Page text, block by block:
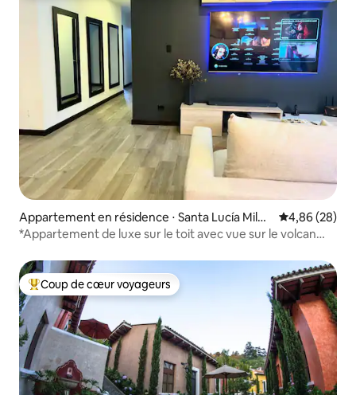
Appartement en résidence ⋅ Santa Lucía Milpa
s Altas
Évaluation
4,86 (28)
*Appartement de luxe sur le toit avec vue sur le volcan
Coups de cœur voyageurs les plus appréciés
Coup de cœur voyageurs